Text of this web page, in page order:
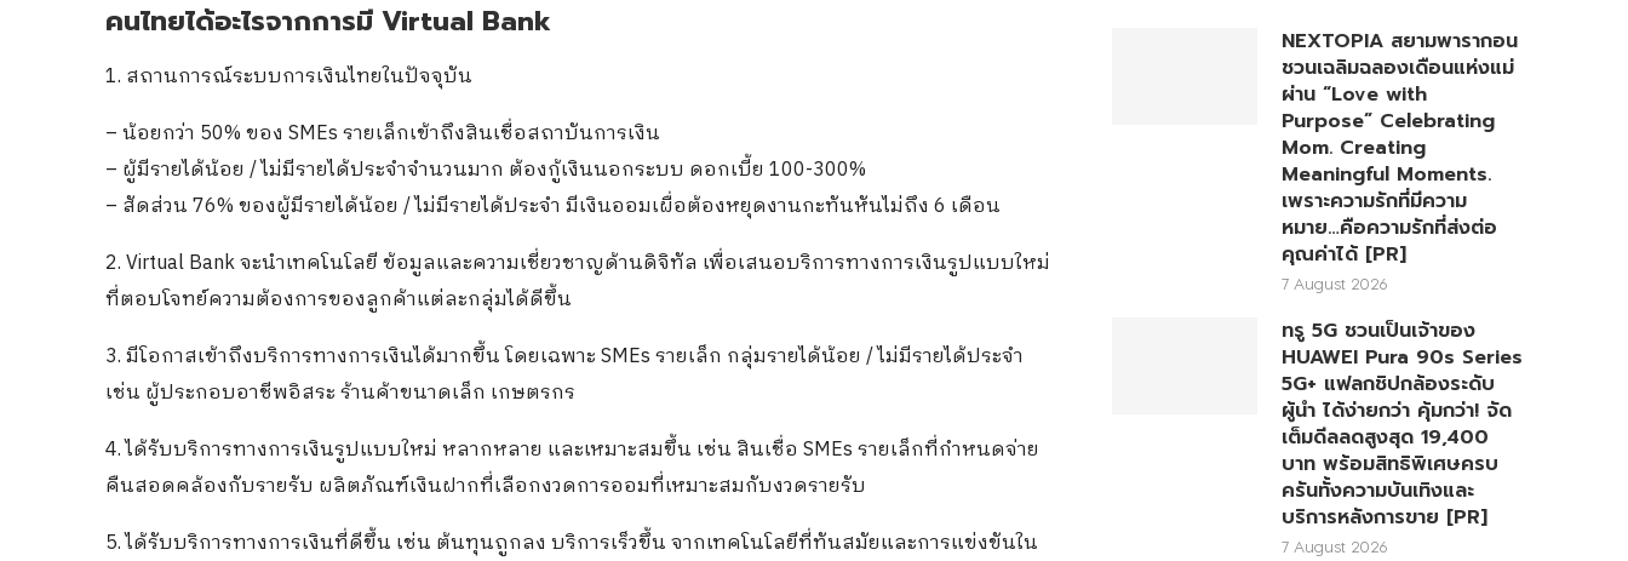
คนไทยได้อะไรจากการมี Virtual Bank
1. สถานการณ์ระบบการเงินไทยในปัจจุบัน
– น้อยกว่า 50% ของ SMEs รายเล็กเข้าถึงสินเชื่อสถาบันการเงิน
– ผู้มีรายได้น้อย / ไม่มีรายได้ประจำจำนวนมาก ต้องกู้เงินนอกระบบ ดอกเบี้ย 100-300%
– สัดส่วน 76% ของผู้มีรายได้น้อย / ไม่มีรายได้ประจำ มีเงินออมเผื่อต้องหยุดงานกะทันหันไม่ถึง 6 เดือน
2. Virtual Bank จะนำเทคโนโลยี ข้อมูลและความเชี่ยวชาญด้านดิจิทัล เพื่อเสนอบริการทางการเงินรูปแบบใหม่
ที่ตอบโจทย์ความต้องการของลูกค้าแต่ละกลุ่มได้ดีขึ้น
3. มีโอกาสเข้าถึงบริการทางการเงินได้มากขึ้น โดยเฉพาะ SMEs รายเล็ก กลุ่มรายได้น้อย / ไม่มีรายได้ประจำ
เช่น ผู้ประกอบอาชีพอิสระ ร้านค้าขนาดเล็ก เกษตรกร
4. ได้รับบริการทางการเงินรูปแบบใหม่ หลากหลาย และเหมาะสมขึ้น เช่น สินเชื่อ SMEs รายเล็กที่กำหนดจ่าย
คืนสอดคล้องกับรายรับ ผลิตภัณฑ์เงินฝากที่เลือกงวดการออมที่เหมาะสมกับงวดรายรับ
5. ได้รับบริการทางการเงินที่ดีขึ้น เช่น ต้นทุนถูกลง บริการเร็วขึ้น จากเทคโนโลยีที่ทันสมัยและการแข่งขันใน
NEXTOPIA สยามพารากอน
ชวนเฉลิมฉลองเดือนแห่งแม่
ผ่าน “Love with
Purpose” Celebrating
Mom. Creating
Meaningful Moments.
เพราะความรักที่มีความ
หมาย…คือความรักที่ส่งต่อ
คุณค่าได้ [PR]
7 August 2026
ทรู 5G ชวนเป็นเจ้าของ
HUAWEI Pura 90s Series
5G+ แฟลกชิปกล้องระดับ
ผู้นำ ได้ง่ายกว่า คุ้มกว่า! จัด
เต็มดีลลดสูงสุด 19,400
บาท พร้อมสิทธิพิเศษครบ
ครันทั้งความบันเทิงและ
บริการหลังการขาย [PR]
7 August 2026